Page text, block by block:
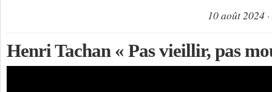
10 août 2024
Henri Tachan « Pas vieillir, pas